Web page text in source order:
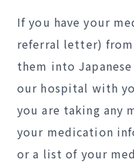
If you have your
referral letter)
them into
our hospital with
you are taking any
your medication
or a list of your